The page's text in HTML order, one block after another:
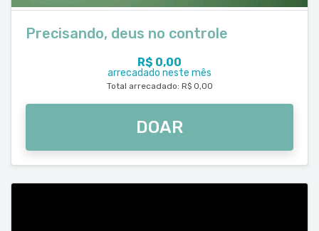
Precisando, deus no controle
R$ 0,00
arrecadado neste mês
Total arrecadado: R$ 0,00
DOAR